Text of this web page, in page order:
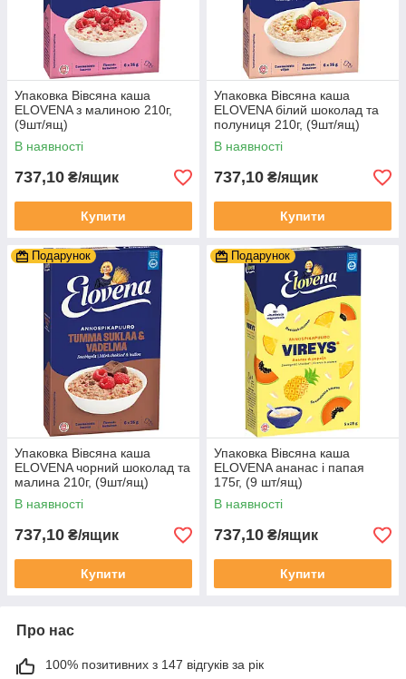
Упаковка Вівсяна каша
ELOVENA з малиною 210г,
(9шт/ящ)
В наявності
737,10 ₴/ящик
Купити
Упаковка Вівсяна каша
ELOVENA білий шоколад та
полуниця 210г, (9шт/ящ)
В наявності
737,10 ₴/ящик
Купити
Подарунок
Упаковка Вівсяна каша
ELOVENA чорний шоколад та
малина 210г, (9шт/ящ)
В наявності
737,10 ₴/ящик
Купити
Подарунок
Упаковка Вівсяна каша
ELOVENA ананас і папая
175г, (9 шт/ящ)
В наявності
737,10 ₴/ящик
Купити
Про нас
100% позитивних з 147 відгуків за рік